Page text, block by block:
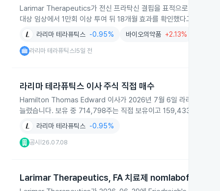
Larimar Therapeutics가 전신 프라탁신 결핍을 표적으로 한 희귀
대상 임상에서 1만회 이상 투여 뒤 18개월 효과를 확인했다고 발표했
라리마 테라퓨틱스 -0.95% 바이오의약품 +2.13%
라리마 테라퓨틱스 5일 전
라리마 테라퓨틱스 이사 주식 직접 매수
Hamilton Thomas Edward 이사가 2026년 7월 6일 라리마 테라
늘렸습니다. 보유 중 714,798주는 직접 보유이고 159,433주는
라리마 테라퓨틱스 -0.95%
공시 26.07.08
Larimar Therapeutics, FA 치료제 nomlabofusp 가